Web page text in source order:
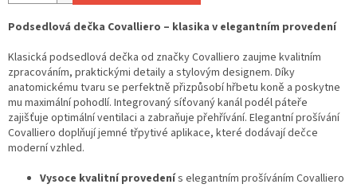
Podsedlová dečka Covalliero – klasika v elegantním provedení
Klasická podsedlová dečka od značky Covalliero zaujme kvalitním
zpracováním, praktickými detaily a stylovým designem. Díky
anatomickému tvaru se perfektně přizpůsobí hřbetu koně a poskytne
mu maximální pohodlí. Integrovaný síťovaný kanál podél páteře
zajišťuje optimální ventilaci a zabraňuje přehřívání. Elegantní prošívání
Covalliero doplňují jemné třpytivé aplikace, které dodávají dečce
moderní vzhled.
Vysoce kvalitní provedenís elegantním prošíváním Covalliero